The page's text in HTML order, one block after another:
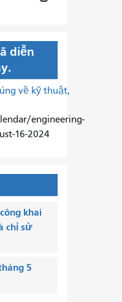
diễn
về kỹ thuật,
engineering-
16-2024
khai
chỉ sử
5